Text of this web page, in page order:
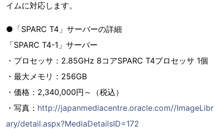
イムに対応します。
●「SPARC T4」サーバーの詳細
「SPARC T4-1」サーバー
・プロセッサ：2.85GHz 8コアSPARC T4プロセッサ 1個
・最大メモリ：256GB
・価格：2,340,000円～（税込）
・写真： http://japanmediacentre.oracle.com//ImageLibr
ary/detail.aspx?MediaDetailsID=172